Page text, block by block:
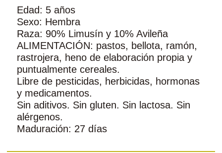
Edad: 5 años
Sexo: Hembra
Raza: 90% Limusín y 10% Avileña
ALIMENTACIÓN: pastos, bellota, ramón,
rastrojera, heno de elaboración propia y
puntualmente cereales.
Libre de pesticidas, herbicidas, hormonas
y medicamentos.
Sin aditivos. Sin gluten. Sin lactosa. Sin
alérgenos.
Maduración: 27 días